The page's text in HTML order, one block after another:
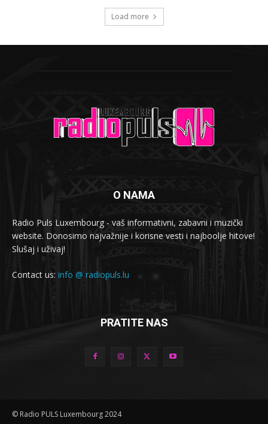
Load more
O NAMA
Radio Puls Luxembourg - vaš informativni, zabavni i muzički
website. Donosimo najvažnije i korisne vesti i najboolje hitove!
Slušaj i uživaj!
Contact us: info @ radiopuls.lu
PRATITE NAS
© Radio PULS Luxembourg 2024